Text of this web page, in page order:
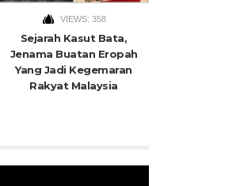
VIEWS: 358
Sejarah Kasut Bata,
Jenama Buatan Eropah
Yang Jadi Kegemaran
Rakyat Malaysia